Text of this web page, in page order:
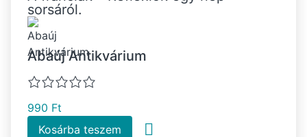
sorsáról.
Abaúj Antikvárium
990 Ft
Kosárba teszem